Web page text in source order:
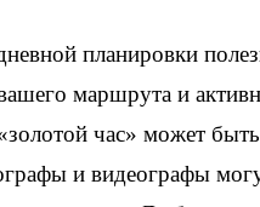
планировки
маршрута и
час» может
и видеографы